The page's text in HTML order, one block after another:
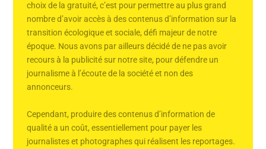
choix de la gratuité, c’est pour permettre au plus grand
nombre d’avoir accès à des contenus d’information sur la
transition écologique et sociale, défi majeur de notre
époque. Nous avons par ailleurs décidé de ne pas avoir
recours à la publicité sur notre site, pour défendre un
journalisme à l’écoute de la société et non des
annonceurs.
Cependant, produire des contenus d’information de
qualité a un coût, essentiellement pour payer les
journalistes et photographes qui réalisent les reportages.